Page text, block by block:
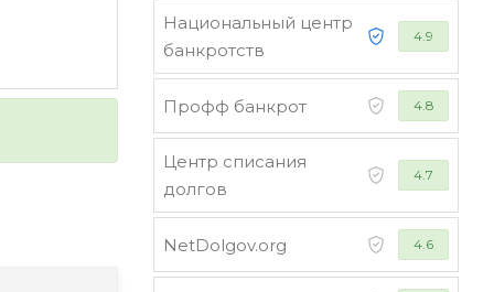
Национальный центр
банкротств
4.9
Профф банкрот 4.8
Центр списания
долгов
4.7
NetDolgov.org 4.6